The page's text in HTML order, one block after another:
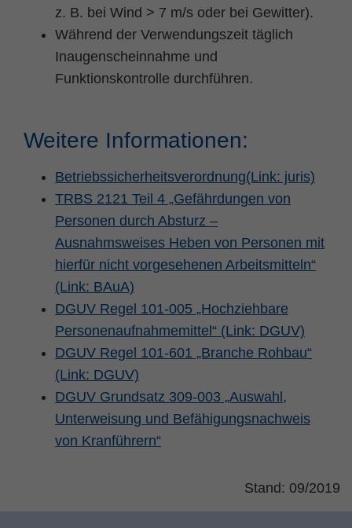
z. B. bei Wind > 7 m/s oder bei Gewitter).
Während der Verwendungszeit täglich
Inaugenscheinnahme und
Funktionskontrolle durchführen.
Weitere Informationen:
Betriebssicherheitsverordnung(Link: juris)
TRBS 2121 Teil 4 „Gefährdungen von
Personen durch Absturz –
Ausnahmsweises Heben von Personen mit
hierfür nicht vorgesehenen Arbeitsmitteln“
(Link: BAuA)
DGUV Regel 101-005 „Hochziehbare
Personenaufnahmemittel“ (Link: DGUV)
DGUV Regel 101-601 „Branche Rohbau“
(Link: DGUV)
DGUV Grundsatz 309-003 „Auswahl,
Unterweisung und Befähigungsnachweis
von Kranführern“
Stand: 09/2019